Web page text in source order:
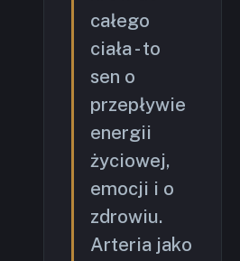
całego
ciała - to
sen o
przepływie
energii
życiowej,
emocji i o
zdrowiu.
Arteria jako